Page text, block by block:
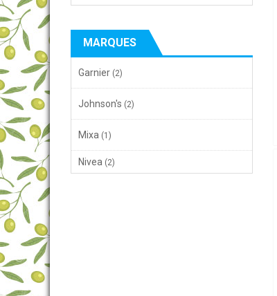
MARQUES
Garnier (2)
Johnson's (2)
Mixa (1)
Nivea (2)